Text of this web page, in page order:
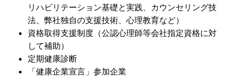
リハビリテーション基礎と実践、カウンセリング技
法、弊社独自の支援技術、心理教育など）
資格取得支援制度（公認心理師等会社指定資格に対
して補助）
定期健康診断
「健康企業宣言」参加企業